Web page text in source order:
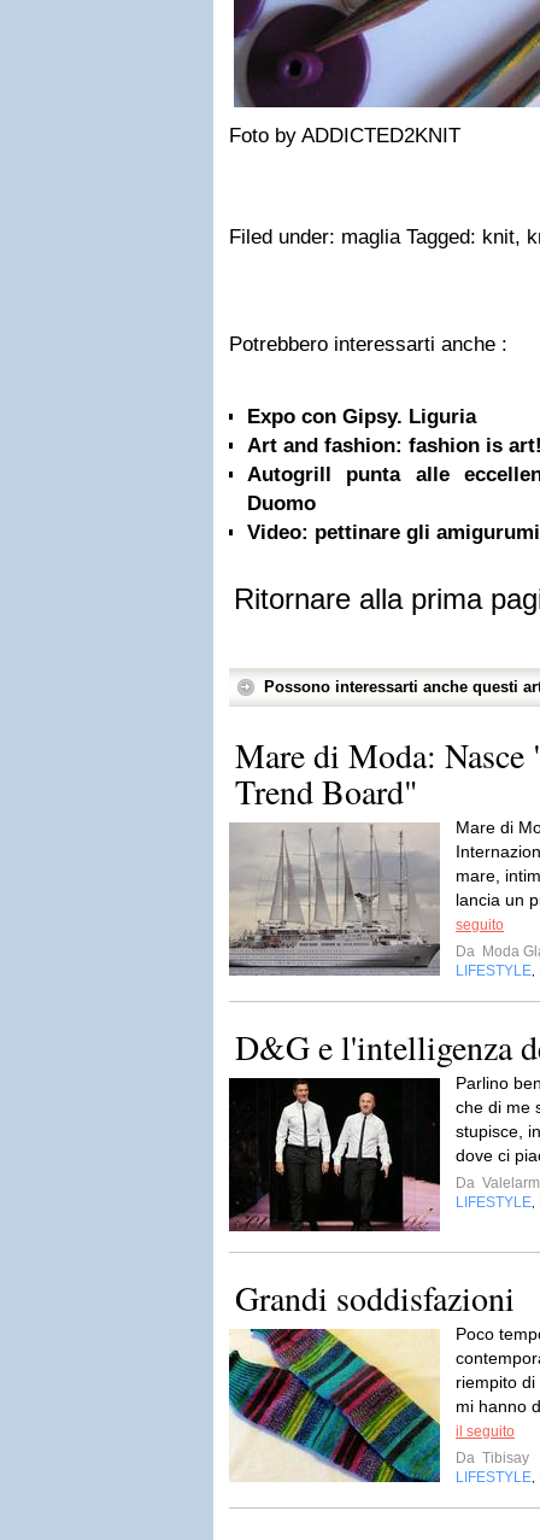
Foto by ADDICTED2KNIT
Filed under: maglia Tagged: knit,
Potrebbero interessarti anche :
Expo con Gipsy. Liguria
Art and fashion: fashion is
Autogrill punta alle
Duomo
Video: pettinare gli amigurumi
Ritornare alla prima
Possono interessarti anche questi
Mare di Moda:
Trend Board"
Mare di
mare,
lancia un
seguito
Da Moda
LIFESTYLE
D&G e l'intelligenza
Parlino
che di me
stupisce,
dove ci
Da
LIFESTYLE
Grandi soddisfazioni
Poco
riempito
mi hanno
il seguito
Da Tibisay
LIFESTYLE